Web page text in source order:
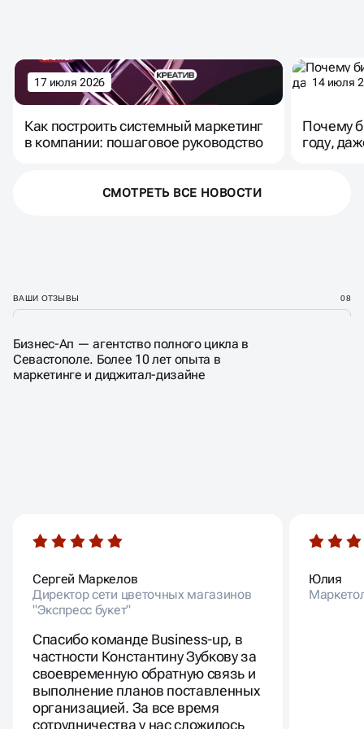
17 июля 2026
Как построить системный маркетинг
в компании: пошаговое руководство
14 июля
Почему
году,
СМОТРЕТЬ ВСЕ НОВОСТИ
ВАШИ ОТЗЫВЫ 08
Бизнес-Ап — агентство полного цикла в
Севастополе. Более 10 лет опыта в
маркетинге и диджитал-дизайне
Сергей Маркелов
Директор сети цветочных магазинов
"Экспресс букет"
Спасибо команде Business-up, в
частности Константину Зубкову за
своевременную обратную связь и
выполнение планов поставленных
организацией. За все время
сотрудничества у нас сложилось
Юлия